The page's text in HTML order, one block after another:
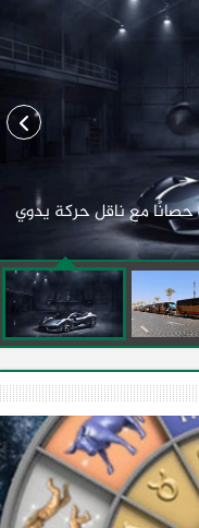
هينيسي تطرح طراز (بلاك بيرد) بقوة 850 حصانًا مع ناقل حركة يدوي